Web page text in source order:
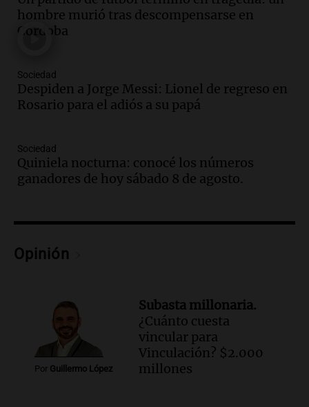
Audio.El orgullo y el sueño argentino de
Jorge Messi en una entrevista con Rony
Vargas en 2007
Audio.El abuelo de Agostina Vega, tras
las nuevas detenciones: "En esa casa
Episodios
Audio.Una nutricionista derribó el mito
del desayuno ideal: qué alimentos
Episodios
Audio.Mateo, a los 25 años, lucha
contra el tiempo: necesita un trasplante
para poder seguir viviend
hombre murió tras descompensarse en
Córdoba
Sociedad
Despiden a Jorge Messi: Lionel de regreso en
Rosario para el adiós a su papá
Sociedad
Quiniela nocturna: conocé los números
ganadores de hoy sábado 8 de agosto.
Opinión
Por Guillermo López
Subasta millonaria.
¿Cuánto cuesta
vincular para
Vinculación? $2.000
millones